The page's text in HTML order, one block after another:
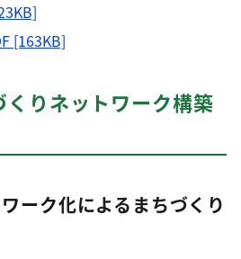
[163KB]
りネットワーク構築
ーク化によるまちづくり